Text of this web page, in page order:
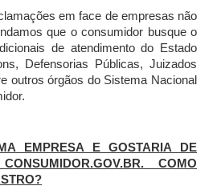
em face de empresas não
que o consumidor busque o
de atendimento do Estado
Defensorias Públicas, Juizados
outros órgãos do Sistema Nacional
EMPRESA E GOSTARIA DE
COMO